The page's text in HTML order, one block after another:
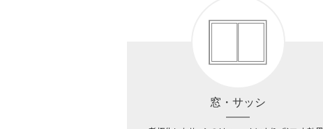
窓・サッシ